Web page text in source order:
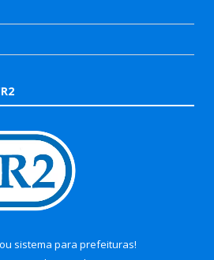
ou sistema para prefeituras!